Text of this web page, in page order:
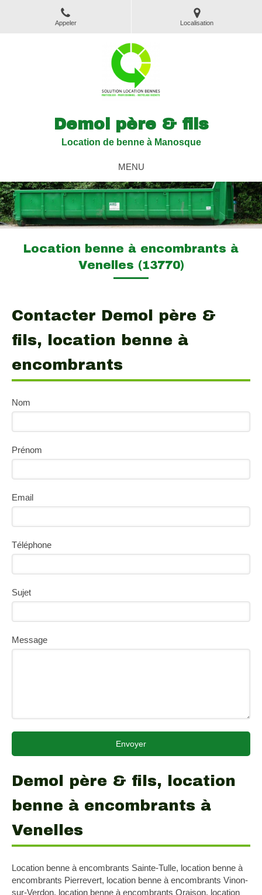
Appeler Localisation
Demol père & fils
Location de benne à Manosque
MENU
Location benne à encombrants à
Venelles (13770)
Contacter Demol père &
fils, location benne à
encombrants
Nom
Prénom
Email
Téléphone
Sujet
Message
Envoyer
Demol père & fils, location
benne à encombrants à
Venelles
Location benne à encombrants Sainte-Tulle, location benne à
encombrants Pierrevert, location benne à encombrants Vinon-
sur-Verdon, location benne à encombrants Oraison, location